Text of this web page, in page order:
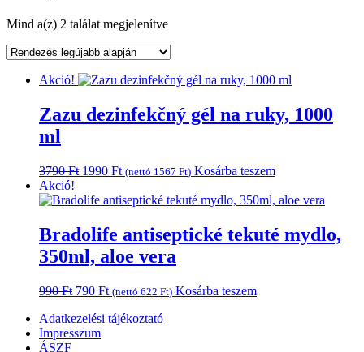
Mind a(z) 2 találat megjelenítveSorted
Akció!
Zazu dezinfekčný gél na ruky, 1000
ml
3790Ft Original
was:
1990 FtCurrent
is:
(nettó 1567 Ft) Kosárba teszem
Akció!
Bradolife antiseptické tekuté mydlo,
350ml, aloe vera
990Ft Original
was:
990 Ft.
790 FtCurrent
is:
(nettó 622 Ft) Kosárba teszem
Adatkezelési tájékoztató
Impresszum
ÁSZF